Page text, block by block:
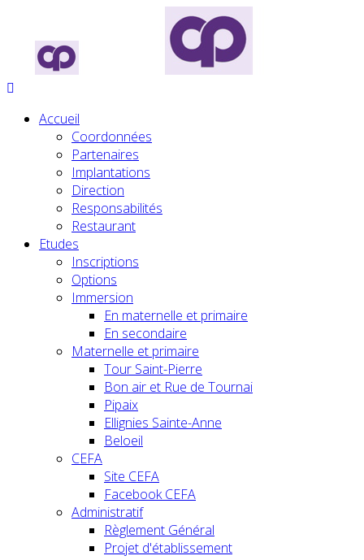
Accueil
Coordonnées
Partenaires
Implantations
Direction
Responsabilités
Restaurant
Etudes
Inscriptions
Options
Immersion
En maternelle et primaire
En secondaire
Maternelle et primaire
Tour Saint-Pierre
Bon air et Rue de Tournai
Pipaix
Ellignies Sainte-Anne
Beloeil
CEFA
Site CEFA
Facebook CEFA
Administratif
Règlement Général
Projet d'établissement